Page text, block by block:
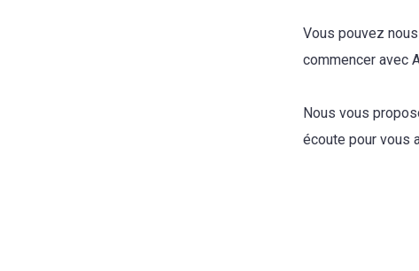
Vous pouvez
commencer avec
Nous vous
écoute pour vous